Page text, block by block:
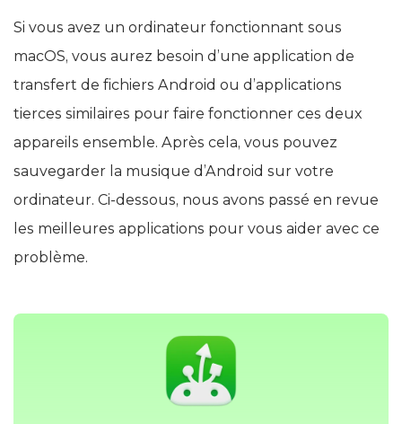
Si vous avez un ordinateur fonctionnant sous
macOS, vous aurez besoin d’une application de
transfert de fichiers Android ou d’applications
tierces similaires pour faire fonctionner ces deux
appareils ensemble. Après cela, vous pouvez
sauvegarder la musique d’Android sur votre
ordinateur. Ci-dessous, nous avons passé en revue
les meilleures applications pour vous aider avec ce
problème.